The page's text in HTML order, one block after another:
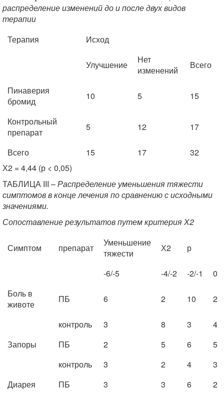
распределение изменений до и после двух видов
терапии
Терапия
Исход
Улучшение
Нет
изменений
Всего
Пинаверия
бромид
10 5 15
Контрольный
препарат
5 12 17
Всего 15 17
32
Х2 = 4,44 (р < 0,05)
ТАБЛИЦА III –Распределение уменьшения тяжести
симптомов в конце лечения по сравнению с исходными
значениями.
Сопоставление результатов путем критерия Х2
Симптом препарат
Уменьшение
тяжести
Х2 р
-6/-5 -4/-2 -2/-1
0
Боль в
животе
ПБ 6 2 10 2
контроль 3 8 3
4
Запоры
ПБ 2 5 6
5
контроль
3 2 4
3
Диарея
ПБ 3 3 6
2